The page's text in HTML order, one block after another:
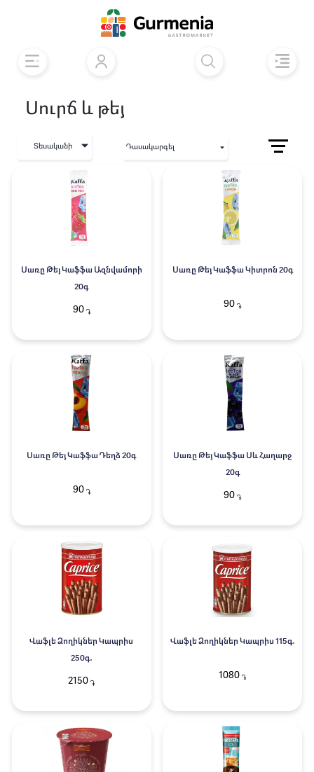
Սուրճ և թեյ
Տեսականի Դասակարգել
Սառը Թեյ Կաֆֆա Ազնվամորի
20գ
90֏
Սառը Թեյ Կաֆֆա Կիտրոն 20գ
90 ֏
Սառը Թեյ Կաֆֆա Դեղձ 20գ
90֏
Սառը Թեյ Կաֆֆա Սև Հաղարջ
20գ
90 ֏
Վաֆլե Ձողիկներ Կապրիս
250գ․
2150 ֏
Վաֆլե Ձողիկներ Կապրիս 115գ․
1080 ֏